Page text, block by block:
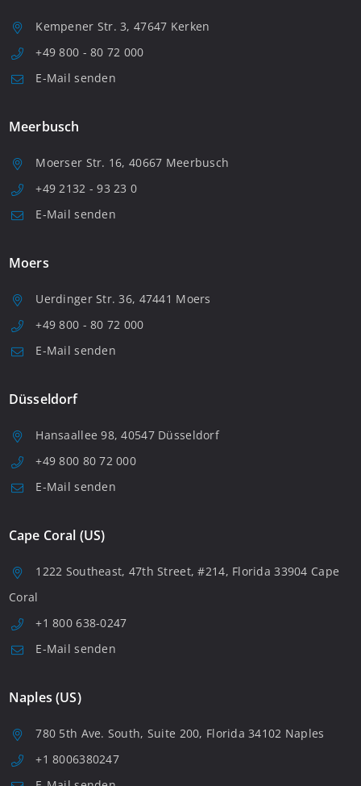
Kempener Str. 3, 47647 Kerken
+49 800 - 80 72 000
E-Mail senden
Meerbusch
Moerser Str. 16, 40667 Meerbusch
+49 2132 - 93 23 0
E-Mail senden
Moers
Uerdinger Str. 36, 47441 Moers
+49 800 - 80 72 000
E-Mail senden
Düsseldorf
Hansaallee 98, 40547 Düsseldorf
+49 800 80 72 000
E-Mail senden
Cape Coral (US)
1222 Southeast, 47th Street, #214, Florida 33904 Cape
Coral
+1 800 638-0247
E-Mail senden
Naples (US)
780 5th Ave. South, Suite 200, Florida 34102 Naples
+1 8006380247